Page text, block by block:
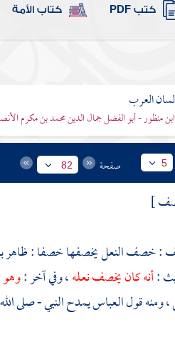
كتب PDF كتاب الأمة
لسان العرب
ابن منظور - أبو الفضل جمال الدين محمد بن مكرم
5 صفحة 82
]
خصف النعل يخصفها خصفا : ظاهر
:أنه كان يخصف نعله، وفي آخر :
، ومنه قولالعباسيمدح النبي - صلى